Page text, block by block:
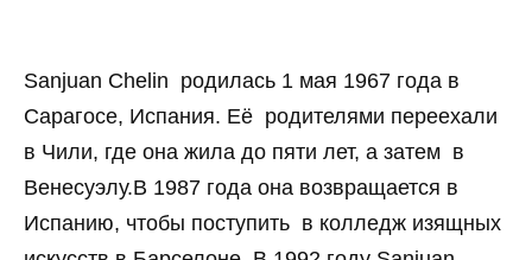
Sanjuan Chelin родилась 1 мая 1967 года в
Сарагосе, Испания. Её родителями переехали
в Чили, где она жила до пяти лет, а затем в
Венесуэлу.В 1987 года она возвращается в
Испанию, чтобы поступить в колледж изящных